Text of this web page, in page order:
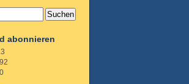
abonnieren